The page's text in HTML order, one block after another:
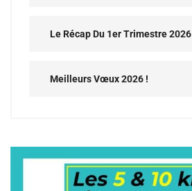
Le Récap Du 1er Trimestre 2026
Meilleurs Vœux 2026 !